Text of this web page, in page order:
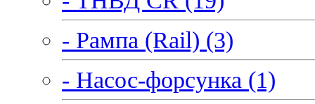
- Рампа (Rail) (3)
- Насос-форсунка (1)